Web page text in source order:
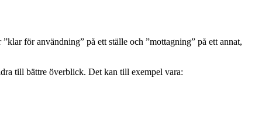
för användning” på ett ställe och ”mottagning” på ett annat,
till bättre överblick. Det kan till exempel vara: